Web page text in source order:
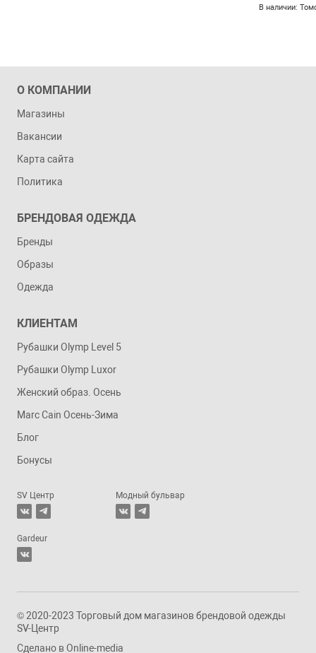
В наличии:
О КОМПАНИИ
Магазины
Вакансии
Карта сайта
Политика
БРЕНДОВАЯ ОДЕЖДА
Бренды
Образы
Одежда
КЛИЕНТАМ
Рубашки Olymp Level 5
Рубашки Olymp Luxor
Женский образ. Осень
Marc Cain Осень-Зима
Блог
Бонусы
SV Центр Модный бульвар
Gardeur
© 2020-2023 Торговый дом магазинов брендовой одежды
SV-Центр
Сделано вOnline-media